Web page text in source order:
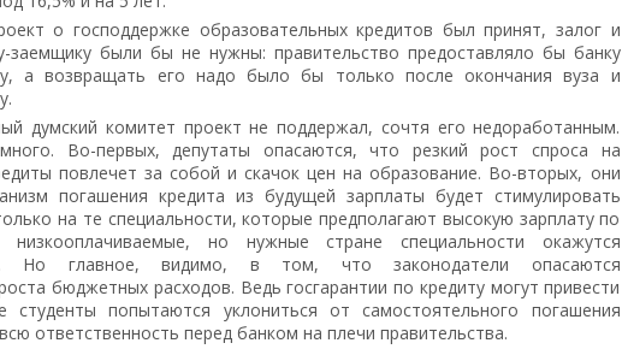
о господдержке образовательных кредитов был принят, залог и
заемщику были бы не нужны: правительство предоставляло бы банку
а возвращать его надо было бы только после окончания вуза и
думский комитет проект не поддержал, сочтя его недоработанным.
Во-первых, депутаты опасаются, что резкий рост спроса на
повлечет за собой и скачок цен на образование. Во-вторых, они
погашения кредита из будущей зарплаты будет стимулировать
на те специальности, которые предполагают высокую зарплату по
но нужные стране специальности окажутся
Но главное, видимо, в том, что законодатели опасаются
бюджетных расходов. Ведь госгарантии по кредиту могут привести
попытаются уклониться от самостоятельного погашения
ответст­венность перед банком на плечи правительства.